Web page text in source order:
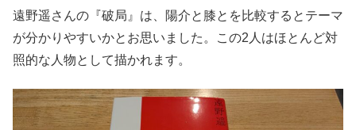
遠野遥さんの『破局』は、陽介と膝とを比較するとテーマ
が分かりやすいかとお思いました。この2人はほとんど対
照的な人物として描かれます。